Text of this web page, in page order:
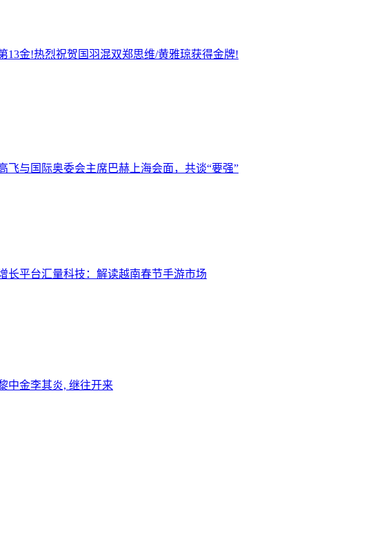
13金!热烈祝贺国羽混双郑思维/黄雅琼获得金牌!
飞与国际奥委会主席巴赫上海会面，共谈“要强”
长平台汇量科技：解读越南春节手游市场
中金李其炎, 继往开来